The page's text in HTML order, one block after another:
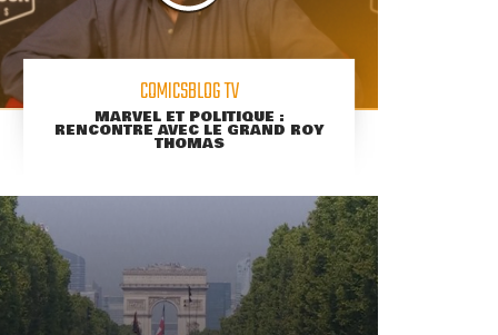
COMICSBLOG TV
MARVEL ET POLITIQUE :
RENCONTRE AVEC LE GRAND ROY
THOMAS